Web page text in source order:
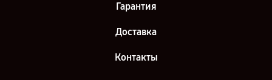
Гарантия
Доставка
Контакты